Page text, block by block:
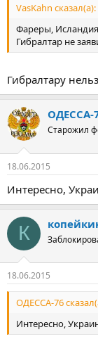
VasKahn сказал(а):
Фареры,
Гибралтар не
Гибралтару
ОДЕССА-
Старожил
18.06.2015
Интересно,
К
18.06.2015
ОДЕССА-76
Интересно,